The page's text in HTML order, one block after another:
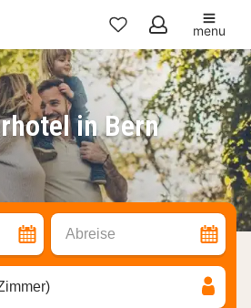
Meine
Favoriten
menu
in Bern
Abreise